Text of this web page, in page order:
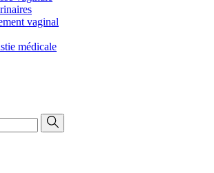
vaginal
médicale